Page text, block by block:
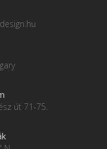
út 71-75.